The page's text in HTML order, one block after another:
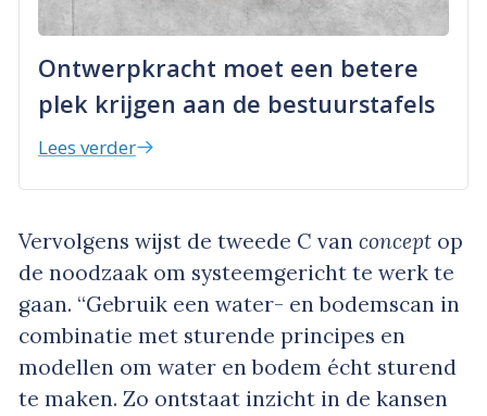
Ontwerpkracht moet een betere
plek krijgen aan de bestuurstafels
Lees verder
Vervolgens wijst de tweede C van concept op
de noodzaak om systeemgericht te werk te
gaan. “Gebruik een water- en bodemscan in
combinatie met sturende principes en
modellen om water en bodem écht sturend
te maken. Zo ontstaat inzicht in de kansen